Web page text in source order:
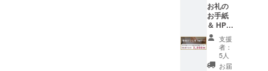
お礼の
お手紙
＆ HPに
1年間お
名前を
掲載い
たしま
支援
者：
5人
お届